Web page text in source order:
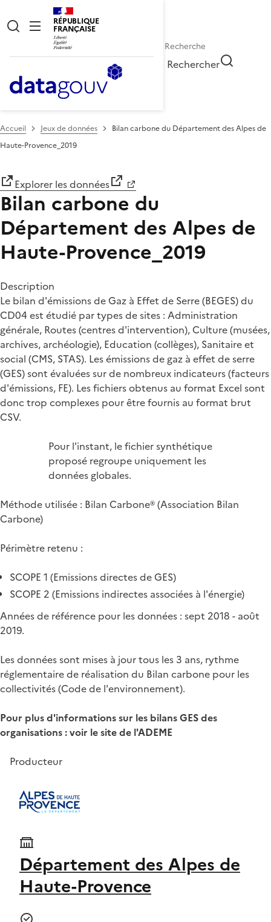
RÉPUBLIQUE
FRANÇAISE
Rechercher
Accueil Jeux de données
Bilan carbone du Département des Alpes de
Haute-Provence_2019
Explorer les données
Bilan carbone du
Département des Alpes de
Haute-Provence_2019
Description
Le bilan d'émissions de Gaz à Effet de Serre (BEGES) du
CD04 est étudié par types de sites : Administration
générale, Routes (centres d'intervention), Culture (musées,
archives, archéologie), Education (collèges), Sanitaire et
social (CMS, STAS). Les émissions de gaz à effet de serre
(GES) sont évaluées sur de nombreux indicateurs (facteurs
d'émissions, FE). Les fichiers obtenus au format Excel sont
donc trop complexes pour être fournis au format brut
CSV.
Pour l'instant, le fichier synthétique
proposé regroupe uniquement les
données globales.
Méthode utilisée : Bilan Carbone® (Association Bilan
Carbone)
Périmètre retenu :
SCOPE 1 (Emissions directes de GES)
SCOPE 2 (Emissions indirectes associées à l'énergie)
Années de référence pour les données : sept 2018 - août
2019.
Les données sont mises à jour tous les 3 ans, rythme
réglementaire de réalisation du Bilan carbone pour les
collectivités (Code de l'environnement).
Pour plus d'informations sur les bilans GES des
organisations : voir le site de l'ADEME
Producteur
Département des Alpes de
Haute-Provence